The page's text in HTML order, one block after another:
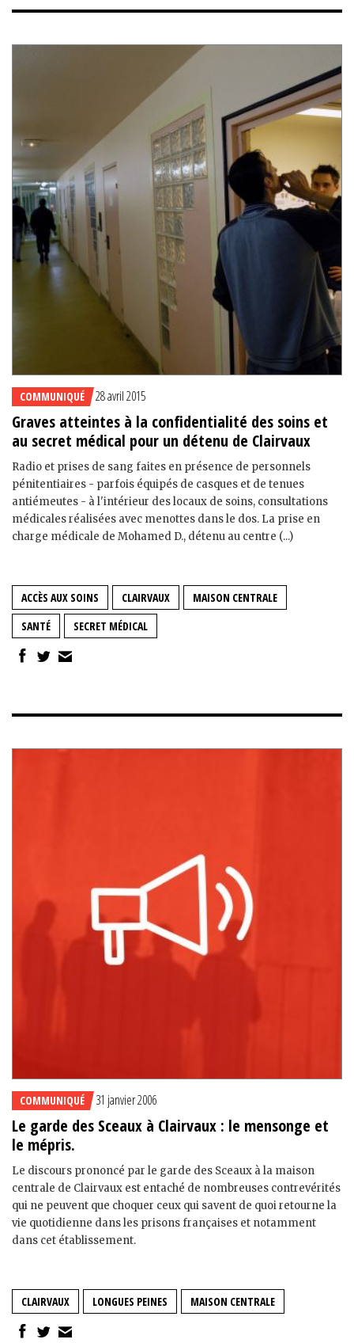
COMMUNIQUÉ 28 avril 2015
Graves atteintes à la confidentialité des soins et
au secret médical pour un détenu de Clairvaux
Radio et prises de sang faites en présence de personnels
pénitentiaires - parfois équipés de casques et de tenues
antiémeutes - à l'intérieur des locaux de soins, consultations
médicales réalisées avec menottes dans le dos. La prise en
charge médicale de Mohamed D., détenu au centre (...)
ACCÈS AUX SOINS CLAIRVAUX
MAISON CENTRALE
SANTÉ
SECRET MÉDICAL
COMMUNIQUÉ 31 janvier 2006
Le garde des Sceaux à Clairvaux : le mensonge et
le mépris.
Le discours prononcé par le garde des Sceaux à la maison
centrale de Clairvaux est entaché de nombreuses contrevérités
qui ne peuvent que choquer ceux qui savent de quoi retourne la
vie quotidienne dans les prisons françaises et notamment
dans cet établissement.
CLAIRVAUX LONGUES PEINES MAISON CENTRALE